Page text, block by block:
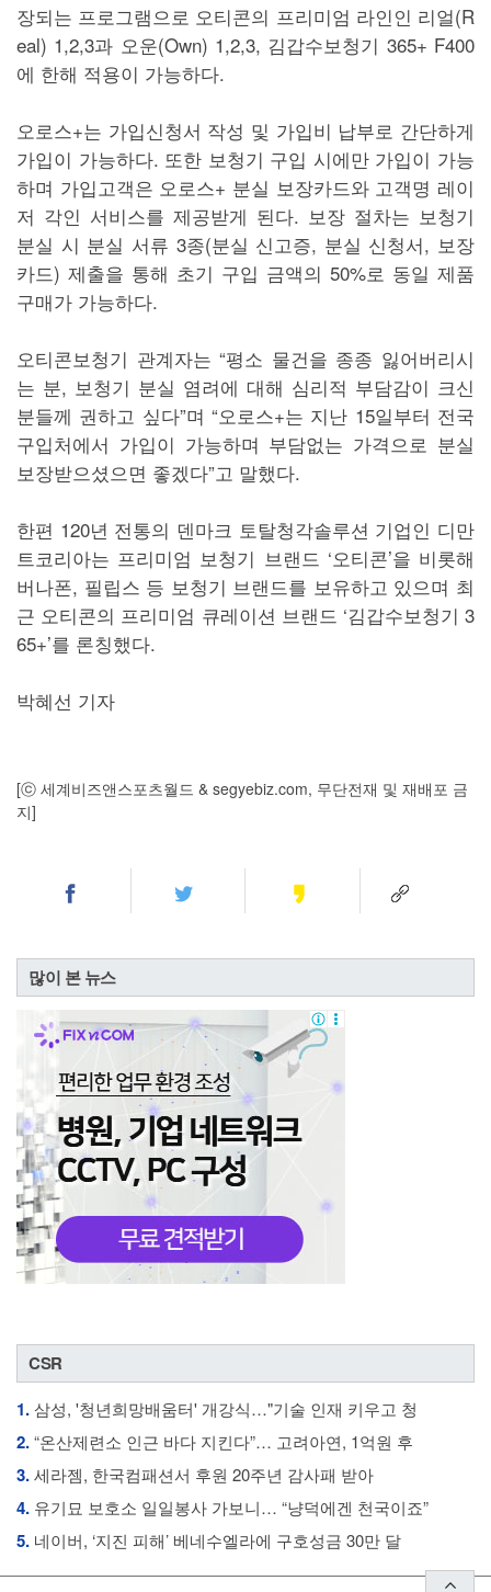
장되는 프로그램으로 오티콘의 프리미엄 라인인 리얼(R
eal) 1,2,3과 오운(Own) 1,2,3, 김갑수보청기 365+ F400
에 한해 적용이 가능하다.
오로스+는 가입신청서 작성 및 가입비 납부로 간단하게
가입이 가능하다. 또한 보청기 구입 시에만 가입이 가능
하며 가입고객은 오로스+ 분실 보장카드와 고객명 레이
저 각인 서비스를 제공받게 된다. 보장 절차는 보청기
분실 시 분실 서류 3종(분실 신고증, 분실 신청서, 보장
카드) 제출을 통해 초기 구입 금액의 50%로 동일 제품
구매가 가능하다.
오티콘보청기 관계자는 “평소 물건을 종종 잃어버리시
는 분, 보청기 분실 염려에 대해 심리적 부담감이 크신
분들께 권하고 싶다”며 “오로스+는 지난 15일부터 전국
구입처에서 가입이 가능하며 부담없는 가격으로 분실
보장받으셨으면 좋겠다”고 말했다.
한편 120년 전통의 덴마크 토탈청각솔루션 기업인 디만
트코리아는 프리미엄 보청기 브랜드 ‘오티콘’을 비롯해
버나폰, 필립스 등 보청기 브랜드를 보유하고 있으며 최
근 오티콘의 프리미엄 큐레이션 브랜드 ‘김갑수보청기 3
65+’를 론칭했다.
박혜선 기자
[ⓒ 세계비즈앤스포츠월드 & segyebiz.com, 무단전재 및 재배포 금
지]
많이 본 뉴스
CSR
1.삼성, '청년희망배움터' 개강식…"기술 인재 키우고 청
2.“온산제련소 인근 바다 지킨다”… 고려아연, 1억원 후
3.세라젬, 한국컴패션서 후원 20주년 감사패 받아
4. 유기묘 보호소 일일봉사 가보니… “냥덕에겐 천국이죠”
5. 네이버, ‘지진 피해’ 베네수엘라에 구호성금 30만 달